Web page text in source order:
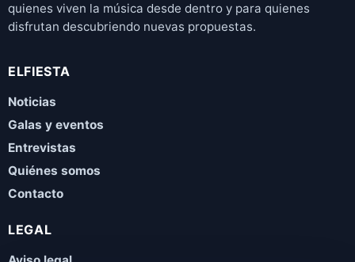
quienes viven la música desde dentro y para quienes
disfrutan descubriendo nuevas propuestas.
ELFIESTA
Noticias
Galas y eventos
Entrevistas
Quiénes somos
Contacto
LEGAL